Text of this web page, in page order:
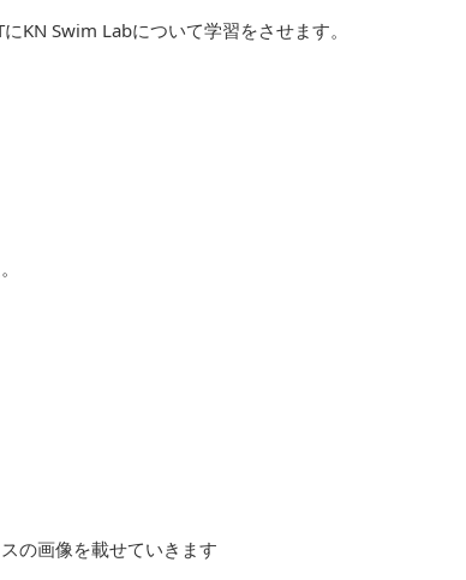
KN Swim Labについて学習をさせます。
の画像を載せていきます